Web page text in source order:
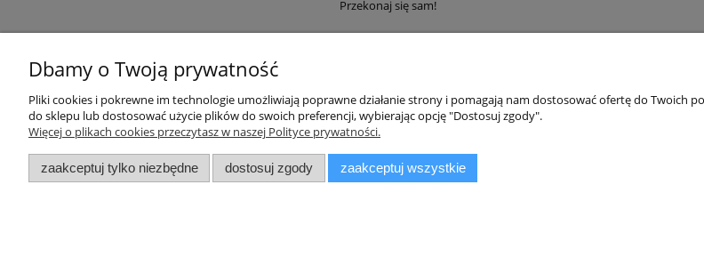
Przekonaj się sam!
Moje konto
Twoje zamówienia
Płatności i dostawa
Dostawa
Dbamy o Twoją prywatność
Pliki cookies i pokrewne im technologie umożliwiają poprawne działanie strony i pomagają nam dostosować ofertę do Twoich
do sklepu lub dostosować użycie plików do swoich preferencji, wybierając opcję "Dostosuj zgody".
Więcej o plikach cookies przeczytasz w naszej Polityce prywatności.
zaakceptuj tylko niezbędne dostosuj zgody zaakceptuj wszystkie